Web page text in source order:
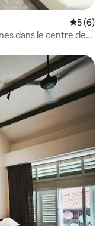
5 (6)
dans le centre de